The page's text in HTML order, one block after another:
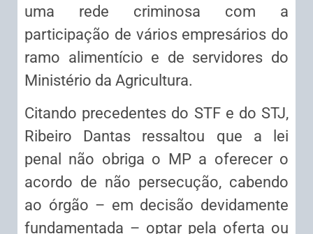
uma rede criminosa com a
participação de vários empresários do
ramo alimentício e de servidores do
Ministério da Agricultura.
Citando precedentes do STF e do STJ,
Ribeiro Dantas ressaltou que a lei
penal não obriga o MP a oferecer o
acordo de não persecução, cabendo
ao órgão – em decisão devidamente
fundamentada – optar pela oferta ou